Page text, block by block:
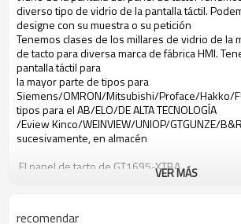
diverso tipo de vidrio de la pantalla táctil.
designe con su muestra o su petición
Tenemos clases de los millares de vidrio de la
de tacto para diversa marca de fábrica HMI.
pantalla táctil para
la mayor parte de tipos para
Siemens/OMRON/Mitsubishi/Proface/Hakko/
tipos para el AB/ELO/DE ALTA TECNOLOGÍA
/Eview Kinco/WEINVIEW/UNIOP/GTGUNZE/
sucesivamente, en almacén
El panel de tacto de GT1695-XTBA
El panel de tacto de Mitsubishi GT1695-XTBA
VER MÁS
recomendar